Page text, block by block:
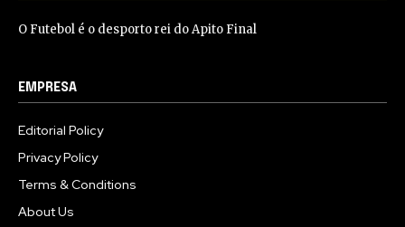
O Futebol é o desporto rei do Apito Final
EMPRESA
Editorial Policy
Privacy Policy
Terms & Conditions
About Us